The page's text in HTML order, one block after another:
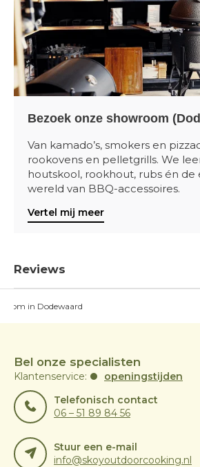
Bezoek onze showroom
Van kamado’s, smokers en
rookovens en pelletgrills. We
houtskool, rookhout, rubs én de
wereld van BBQ-accessoires.
Vertel mij meer
Reviews
in Dodewaard
Bel onze specialisten
Klantenservice:
openingstijden
Telefonisch contact
06 – 51 89 84 56
Stuur een e-mail
info@skoyoutdoorcooking.nl